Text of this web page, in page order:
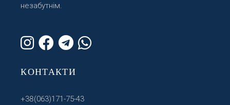
незабутнім.
КОНТАКТИ
+38(063)171-75-43